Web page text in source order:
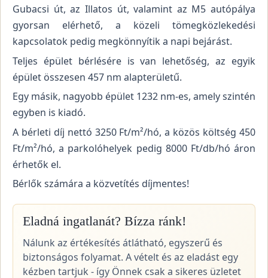
Gubacsi út, az Illatos út, valamint az M5 autópálya
gyorsan elérhető, a közeli tömegközlekedési
kapcsolatok pedig megkönnyítik a napi bejárást.
Teljes épület bérlésére is van lehetőség, az egyik
épület összesen 457 nm alapterületű.
Egy másik, nagyobb épület 1232 nm-es, amely szintén
egyben is kiadó.
A bérleti díj nettó 3250 Ft/m²/hó, a közös költség 450
Ft/m²/hó, a parkolóhelyek pedig 8000 Ft/db/hó áron
érhetők el.
Bérlők számára a közvetítés díjmentes!
Eladná ingatlanát? Bízza ránk!
Nálunk az értékesítés átlátható, egyszerű és
biztonságos folyamat. A vételt és az eladást egy
kézben tartjuk - így Önnek csak a sikeres üzletet